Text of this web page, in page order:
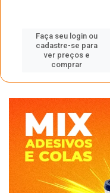
Faça seu login ou
cadastre-se para
ver preços e
comprar